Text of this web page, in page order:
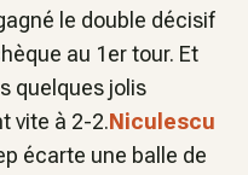
le double décisif
au 1er tour. Et
quelques jolis
vite à 2-2.Niculescu
écarte une balle de